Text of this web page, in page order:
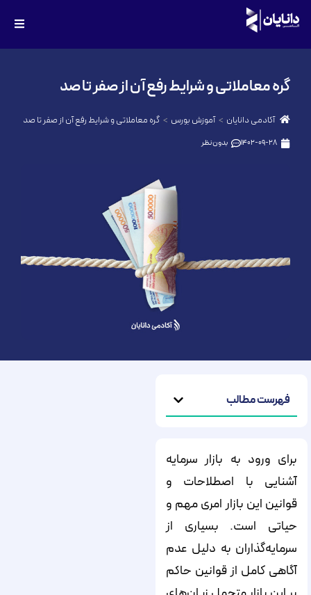
گره معاملاتی و شرایط رفع آن از صفر تا صد
آکادمی دانایان آموزش بورس گره معاملاتی و شرایط رفع آن از صفر تا صد
1402-09-28 بدون نظر
فهرست مطالب
برای ورود به بازار سرمایه
آشنایی با اصطلاحات و
قوانین این بازار امری مهم و
حیاتی است. بسیاری از
سرمایه‌گذاران به دلیل عدم
آگاهی کامل از قوانین حاکم